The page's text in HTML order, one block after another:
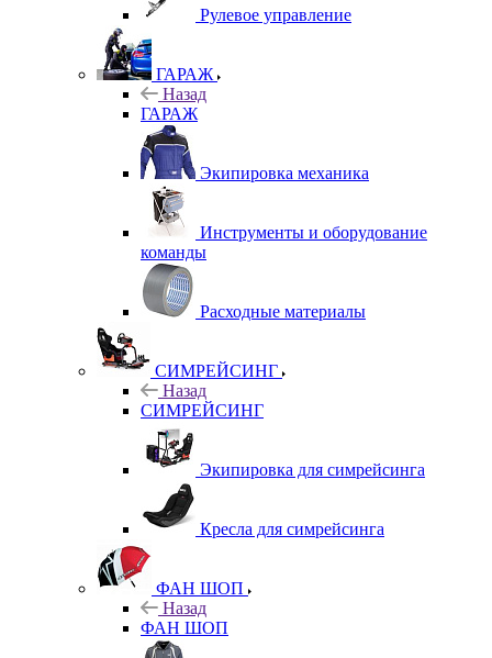
Рулевое управление
ГАРАЖ
Назад
ГАРАЖ
Экипировка механика
Инструменты и оборудование
команды
Расходные материалы
СИМРЕЙСИНГ
Назад
СИМРЕЙСИНГ
Экипировка для симрейсинга
Кресла для симрейсинга
ФАН ШОП
Назад
ФАН ШОП